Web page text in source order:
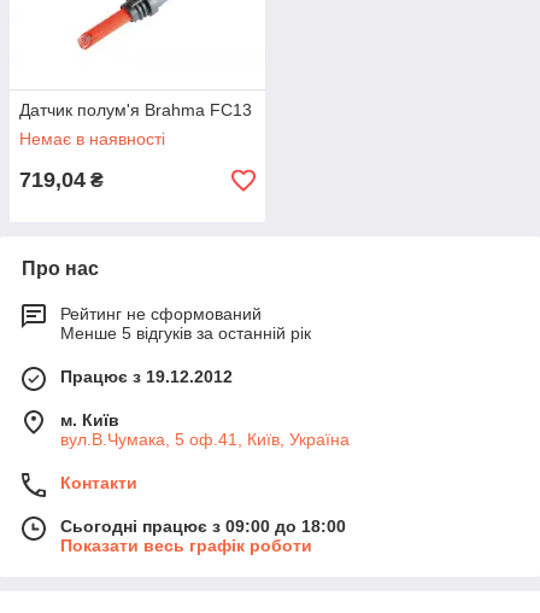
Датчик полум'я Brahma FC13
Немає в наявності
719,04 ₴
Про нас
Рейтинг не сформований
Менше 5 відгуків за останній рік
Працює з 19.12.2012
м. Київ
вул.В.Чумака, 5 оф.41, Київ, Україна
Контакти
Сьогодні працює з 09:00 до 18:00
Показати весь графік роботи